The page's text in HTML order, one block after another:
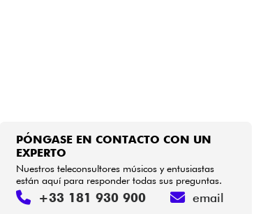
PÓNGASE EN CONTACTO CON UN
EXPERTO
Nuestros teleconsultores músicos y entusiastas
están aquí para responder todas sus preguntas.
+33 181 930 900 email